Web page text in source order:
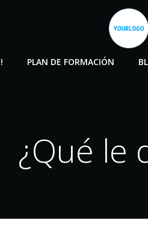
PLAN DE FORMACIÓN
¿Qué le